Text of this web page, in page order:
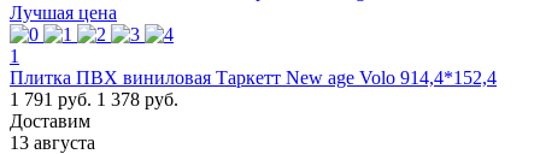
Лучшая цена
1
Плитка ПВХ виниловая Таркетт New age Volo 914,4*152,4
1 791 руб. 1 378 руб.
Доставим
13 августа